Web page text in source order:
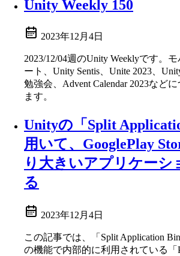
Unity Weekly 150
2023年12月4日
2023/12/04週のUnity Weeklyです。
ート、Unity Sentis、Unite 2023、
勉強会、Advent Calendar 2023など
ます。
Unityの「Split
用いて、GooglePlay
り大きいアプリケーシ
る
2023年12月4日
この記事では、「Split Application
の機能で内部的に利用されている「